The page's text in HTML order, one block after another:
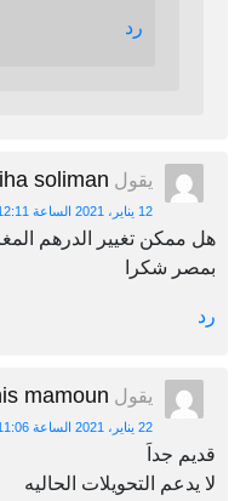
رد
يقول soliman
12 يناير، 2021 الساعة 12:11 م
هل ممكن تغيير الدرهم
بمصر شكرا
رد
يقول mamoun
22 يناير، 2021 الساعة 11:06 م
قديم جداَ
لا يدعم التحويلات الحاليه